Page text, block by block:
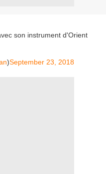
son instrument d'Orient
)September 23, 2018